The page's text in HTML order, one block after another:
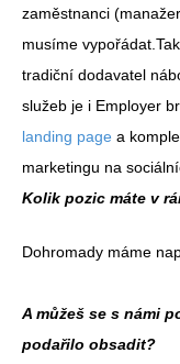
zaměstnanci
musíme
tradiční dodavatel
služeb je i Employer
landing page a
marketingu na
Kolik pozic máte v
Dohromady máme
A můžeš se s námi
podařilo obsadit?